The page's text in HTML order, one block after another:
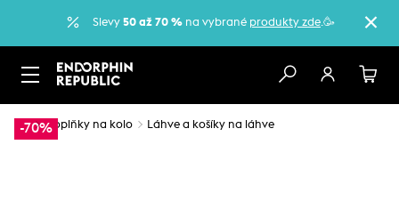
Slevy 50 až 70 % na vybrané produkty zde.🥳
-70%
… Doplňky na kolo Láhve a košíky na láhve